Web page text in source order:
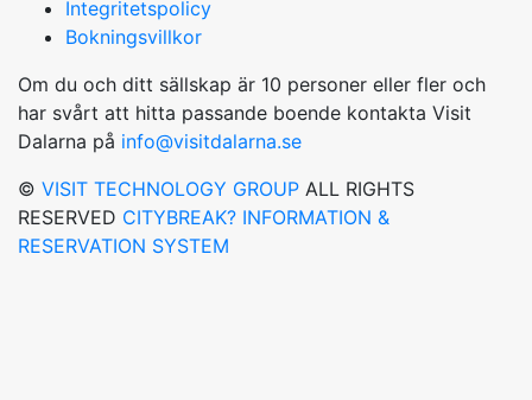
Integritetspolicy
Bokningsvillkor
Om du och ditt sällskap är 10 personer eller fler och
har svårt att hitta passande boende kontakta Visit
Dalarna på info@visitdalarna.se
© VISIT TECHNOLOGY GROUP ALL RIGHTS
RESERVED CITYBREAK? INFORMATION &
RESERVATION SYSTEM